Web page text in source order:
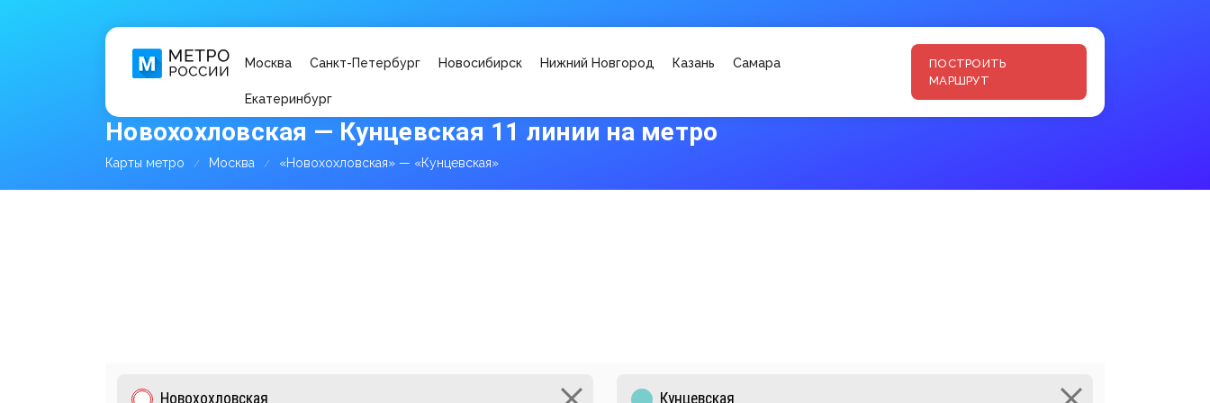
Москва Санкт-Петербург Новосибирск Нижний Новгород Казань Самара
Екатеринбург
ПОСТРОИТЬ
МАРШРУТ
Новохохловская — Кунцевская 11 линии на метро
Карты метро Москва «Новохохловская» — «Кунцевская»